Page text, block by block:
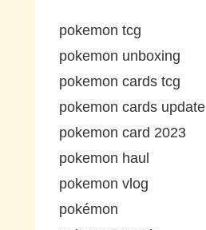
pokemon tcg
pokemon unboxing
pokemon cards tcg
pokemon cards update
pokemon card 2023
pokemon haul
pokemon vlog
pokémon